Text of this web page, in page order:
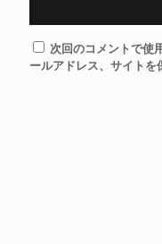
次回のコメントで使
ールアドレス、サイトを